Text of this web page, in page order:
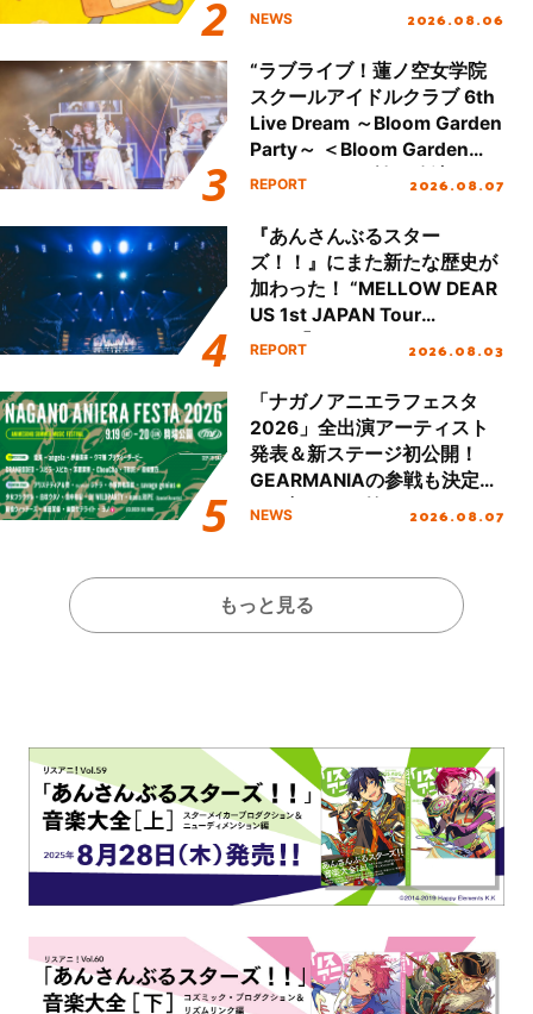
NEWS 2026.08.06
“ラブライブ！蓮ノ空女学院
スクールアイドルクラブ 6th
Live Dream ～Bloom Garden
Party～ ＜Bloom Garden
Party Stage／埼玉公演＞”
REPORT 2026.08.07
『あんさんぶるスター
ズ！！』にまた新たな歴史が
加わった！ “MELLOW DEAR
US 1st JAPAN Tour
Final「NICE to meet YOU
ート!!
REPORT 2026.08.03
「ナガノアニエラフェスタ
2026」全出演アーティスト
発表＆新ステージ初公開！
GEARMANIAの参戦も決定
し、初となる第3ステージの
NEWS 2026.08.07
もっと見る